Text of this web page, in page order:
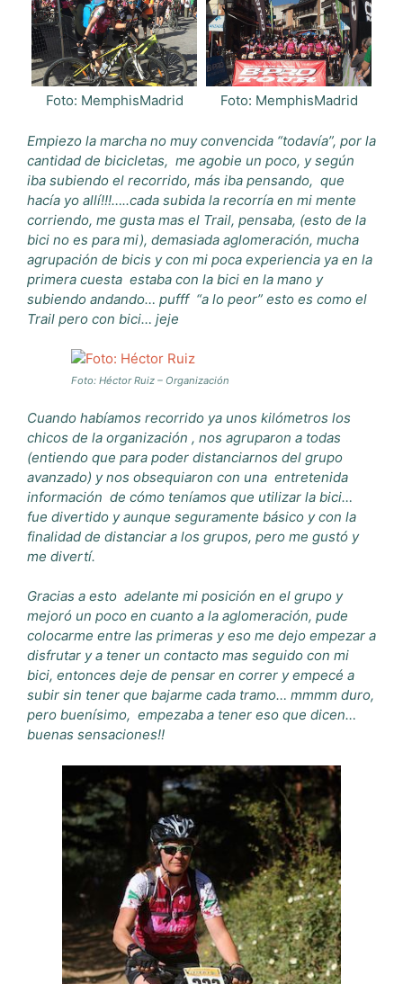
Foto: MemphisMadrid Foto: MemphisMadrid
Empiezo la marcha no muy convencida “todavía”, por la
cantidad de bicicletas, me agobie un poco, y según
iba subiendo el recorrido, más iba pensando, que
hacía yo allí!!!…..cada subida la recorría en mi mente
corriendo, me gusta mas el Trail, pensaba, (esto de la
bici no es para mi), demasiada aglomeración, mucha
agrupación de bicis y con mi poca experiencia ya en la
primera cuesta estaba con la bici en la mano y
subiendo andando… pufff “a lo peor” esto es como el
Trail pero con bici… jeje
Foto: Héctor Ruiz – Organización
Cuando habíamos recorrido ya unos kilómetros los
chicos de la organización , nos agruparon a todas
(entiendo que para poder distanciarnos del grupo
avanzado) y nos obsequiaron con una entretenida
información de cómo teníamos que utilizar la bici…
fue divertido y aunque seguramente básico y con la
finalidad de distanciar a los grupos, pero me gustó y
me divertí.
Gracias a esto adelante mi posición en el grupo y
mejoró un poco en cuanto a la aglomeración, pude
colocarme entre las primeras y eso me dejo empezar a
disfrutar y a tener un contacto mas seguido con mi
bici, entonces deje de pensar en correr y empecé a
subir sin tener que bajarme cada tramo… mmmm duro,
pero buenísimo, empezaba a tener eso que dicen…
buenas sensaciones!!